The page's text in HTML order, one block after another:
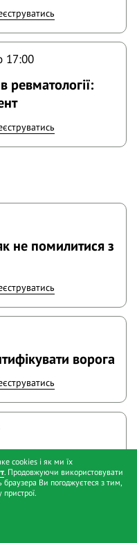
17:00
ревматології:
не помилитися з
ворога
артритів
cookies і як ми їх
. Продовжуючи використовувати
Ви погоджуєтеся з тим,